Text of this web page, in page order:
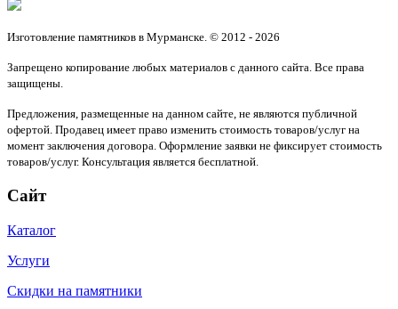
Изготовление памятников в Мурманске. © 2012 - 2026
Запрещено копирование любых материалов с данного сайта. Все права
защищены.
Предложения, размещенные на данном сайте, не являются публичной
офертой. Продавец имеет право изменить стоимость товаров/услуг на
момент заключения договора. Оформление заявки не фиксирует стоимость
товаров/услуг. Консультация является бесплатной.
Сайт
Каталог
Услуги
Скидки на памятники